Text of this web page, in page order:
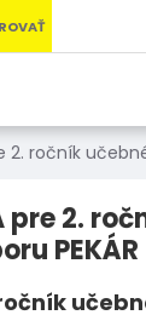
2. ročník
pre 2.
PEKÁR